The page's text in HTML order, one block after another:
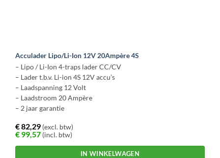
Acculader Lipo/Li-Ion 12V 20Ampère 4S
– Lipo / Li-Ion 4-traps lader CC/CV
– Lader t.b.v. Li-ion 4S 12V accu’s
– Laadspanning 12 Volt
– Laadstroom 20 Ampère
– 2 jaar garantie
€82,29 (excl. btw)
€ 99,57 (incl. btw)
IN WINKELWAGEN